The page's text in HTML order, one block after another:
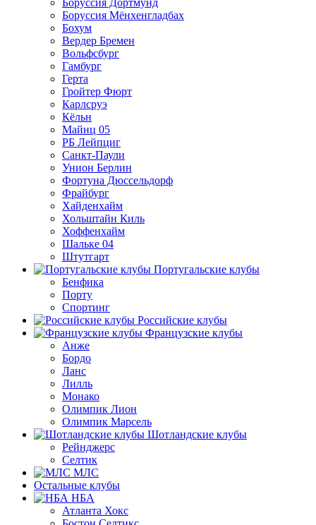
Боруссия Дортмунд
Боруссия Мёнхенгладбах
Бохум
Вердер Бремен
Вольфсбург
Гамбург
Герта
Гройтер Фюрт
Карлсруэ
Кёльн
Майнц 05
РБ Лейпциг
Санкт-Паули
Унион Берлин
Фортуна Дюссельдорф
Фрайбург
Хайденхайм
Хольштайн Киль
Хоффенхайм
Шальке 04
Штутгарт
Португальские клубы
Бенфика
Порту
Спортинг
Российские клубы
Французские клубы
Анже
Бордо
Ланс
Лилль
Монако
Олимпик Лион
Олимпик Марсель
Шотландские клубы
Рейнджерс
Селтик
МЛС
Остальные клубы
НБА
Атланта Хокс